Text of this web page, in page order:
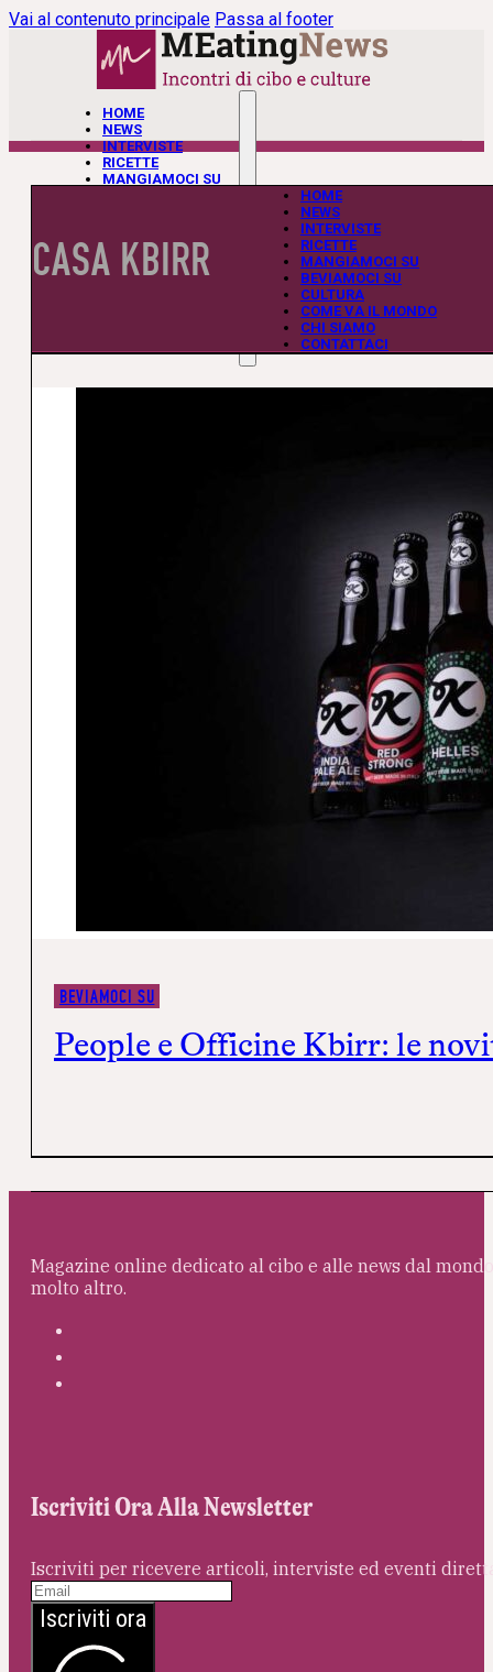
Vai al contenuto principale Passa al footer
HOME
NEWS
INTERVISTE
RICETTE
MANGIAMOCI SU
CHI SIAMO
CONTATTACI
HOME
NEWS
INTERVISTE
RICETTE
MANGIAMOCI SU
BEVIAMOCI SU
CULTURA
COME VA IL MONDO
CHI SIAMO
CONTATTACI
CASA KBIRR
BEVIAMOCI SU
People e Officine Kbirr: le
Magazine online dedicato al cibo e alle news dal
molto altro.
Iscriviti Ora Alla Newsletter
Iscriviti per ricevere articoli, interviste ed eventi
Iscriviti ora